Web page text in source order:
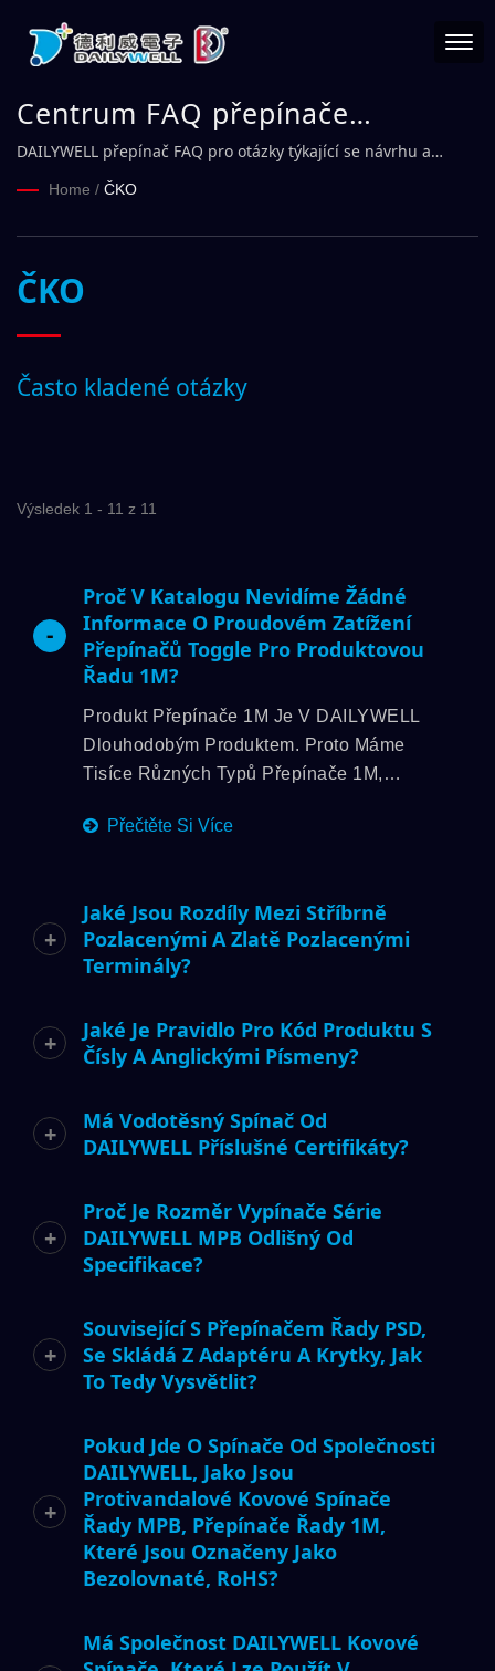
Centrum FAQ přepínače
DAILYWELL
DAILYWELL přepínač FAQ pro otázky týkající se návrhu a
zdrojování v reálném světě
Home / ČKO
ČKO
Často kladené otázky
Výsledek 1 - 11 z 11
Proč V Katalogu Nevidíme Žádné
Informace O Proudovém Zatížení
Přepínačů Toggle Pro Produktovou
Řadu 1M?
Produkt Přepínače 1M Je V DAILYWELL
Dlouhodobým Produktem. Proto Máme
Tisíce Různých Typů Přepínače 1M,
Terminálu, Podpory Přepínače A Dalších.
Přečtěte Si Více
Jaké Jsou Rozdíly Mezi Stříbrně
Pozlacenými A Zlatě Pozlacenými
Terminály?
Jaké Je Pravidlo Pro Kód Produktu S
Čísly A Anglickými Písmeny?
Má Vodotěsný Spínač Od
DAILYWELL Příslušné Certifikáty?
Proč Je Rozměr Vypínače Série
DAILYWELL MPB Odlišný Od
Specifikace?
Související S Přepínačem Řady PSD,
Se Skládá Z Adaptéru A Krytky, Jak
To Tedy Vysvětlit?
Pokud Jde O Spínače Od Společnosti
DAILYWELL, Jako Jsou
Protivandalové Kovové Spínače
Řady MPB, Přepínače Řady 1M,
Které Jsou Označeny Jako
Bezolovnaté, RoHS?
Má Společnost DAILYWELL Kovové